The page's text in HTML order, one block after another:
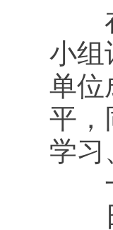
在
小组
单位
平，
学
一
日